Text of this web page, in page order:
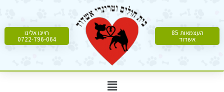
העצמאות 85
אשדוד
חייגו אלינו
0722-796-064